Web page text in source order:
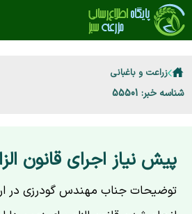
زراعت و باغبانی
شناسه خبر: 55501
پیش نیاز اجرای قانون
توضیحات جناب مهندس گودرزی در